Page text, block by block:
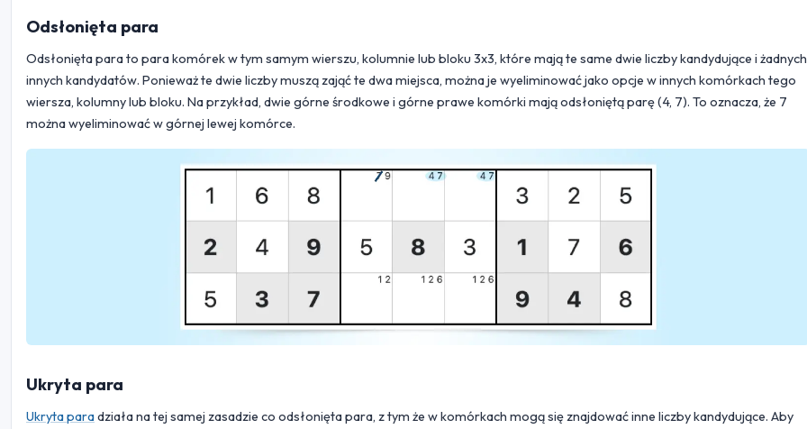
Odsłonięta para
Odsłonięta para to para komórek w tym samym wierszu, kolumnie lub bloku 3x3, które mają te same dwie liczby kandydujące i żadnych
innych kandydatów. Ponieważ te dwie liczby muszą zająć te dwa miejsca, można je wyeliminować jako opcje w innych komórkach tego
wiersza, kolumny lub bloku. Na przykład, dwie górne środkowe i górne prawe komórki mają odsłoniętą parę (4, 7). To oznacza, że 7
można wyeliminować w górnej lewej komórce.
Ukryta para
Ukryta paradziała na tej samej zasadzie co odsłonięta para, z tym że w komórkach mogą się znajdować inne liczby kandydujące. Aby